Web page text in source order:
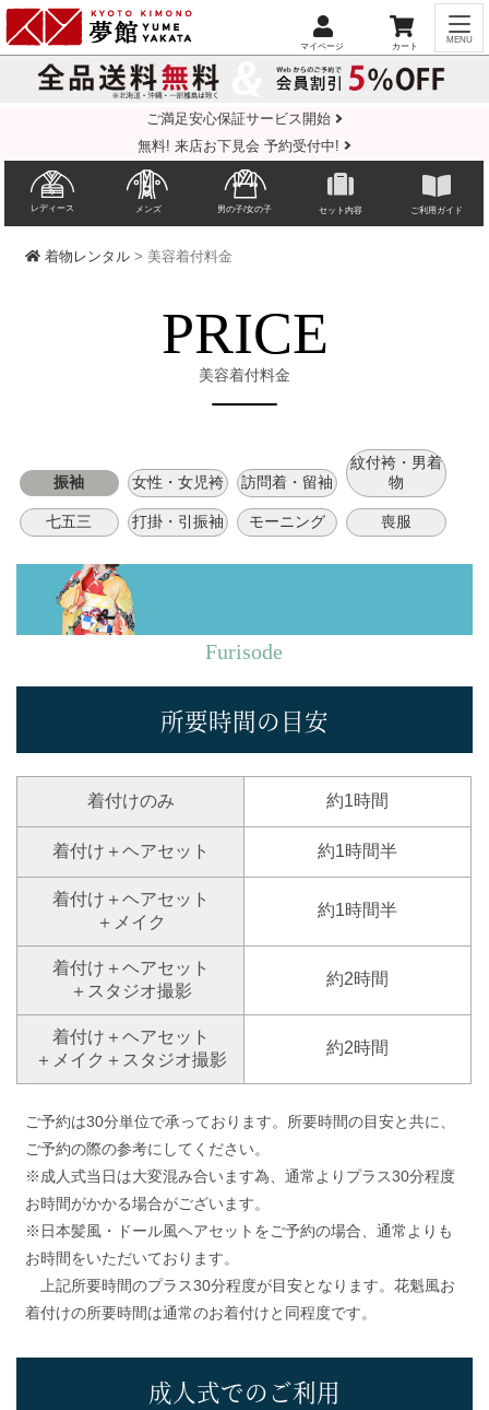
ご満足安心保証サービス開始
無料! 来店お下見会 予約受付中!
レディース メンズ 男の子/女の子 セット内容 ご利用ガイド
着物レンタル > 美容着付料金
PRICE
美容着付料金
振袖 女性・女児袴 訪問着・留袖
紋付袴・男着
物
七五三 打掛・引振袖 モーニング 喪服
Furisode
所要時間の目安
着付けのみ 約1時間
着付け＋ヘアセット 約1時間半
着付け＋ヘアセット
＋メイク
約1時間半
着付け＋ヘアセット
＋スタジオ撮影
約2時間
着付け＋ヘアセット
＋メイク＋スタジオ撮影
約2時間
ご予約は30分単位で承っております。所要時間の目安と共に、
ご予約の際の参考にしてください。
※成人式当日は大変混み合います為、通常よりプラス30分程度
お時間がかかる場合がございます。
※日本髪風・ドール風ヘアセットをご予約の場合、通常よりも
お時間をいただいております。
上記所要時間のプラス30分程度が目安となります。花魁風お
着付けの所要時間は通常のお着付けと同程度です。
成人式でのご利用